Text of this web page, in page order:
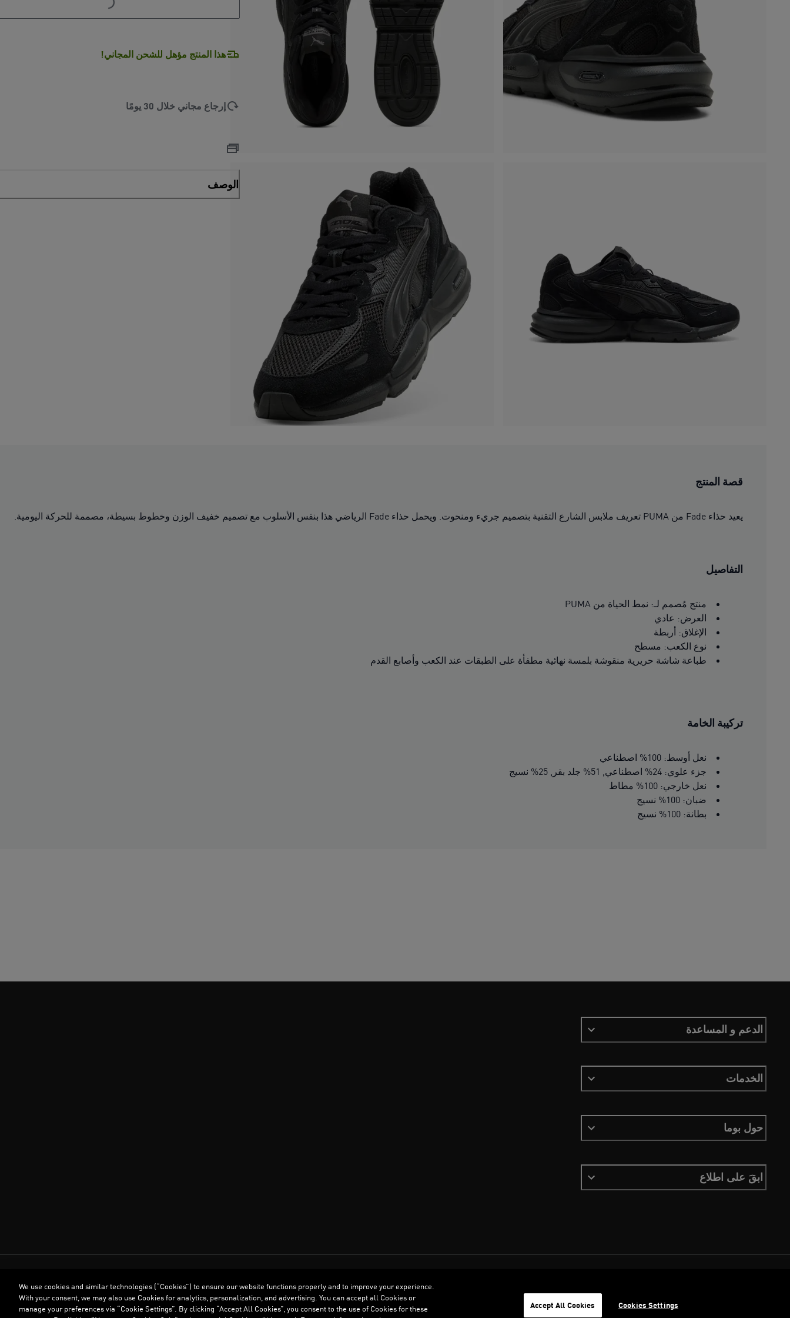
هذا المنتج مؤهل للشحن المجاني!
إرجاع مجاني خلال 30 يومًا
الوصف
قصة المنتج
يعيد حذاء Fade من PUMA تعريف ملابس الشارع التقنية بتصميم جريء ومنحوت. ويحمل حذاء Fade الرياضي هذا بنفس الأسلوب مع تصميم خفيف الوزن وخطوط بسيطة، مصممة للحركة اليومية.
التفاصيل
منتج مُصمم لـ: نمط الحياة من PUMA
العرض: عادي
الإغلاق: أربطة
نوع الكعب: مسطح
طباعة شاشة حريرية منقوشة بلمسة نهائية مطفأة على الطبقات عند الكعب وأصابع القدم
تركيبة الخامة
نعل أوسط: 100% اصطناعي
جزء علوي: 24% اصطناعي, 51% جلد بقر, 25% نسيج
نعل خارجي: 100% مطاط
ضبان: 100% نسيج
بطانة: 100% نسيج
الدعم و المساعدة
الخدمات
حول بوما
ابقَ على اطلاع
العربية
We use cookies and similar technologies (“Cookies”) to ensure our website functions properly and to improve your experience.
With your consent, we may also use Cookies for analytics, personalization, and advertising. You can accept all Cookies or
manage your preferences via “Cookie Settings”. By clicking “Accept All Cookies”, you consent to the use of Cookies for these
Cookies Settings
Accept All Cookies